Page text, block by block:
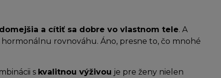
a cítiť sa dobre vo vlastnom tele. A
rovnováhu. Áno, presne to, čo mnohé
s kvalitnou výživou je pre ženy nielen